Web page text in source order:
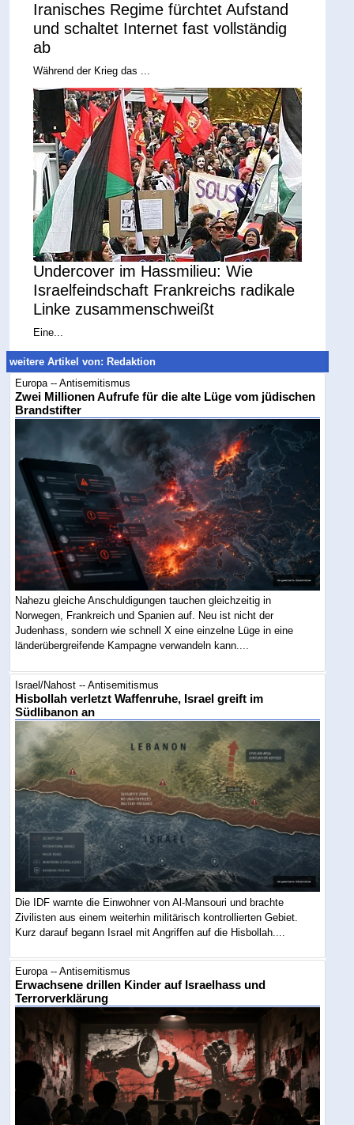
Iranisches Regime fürchtet Aufstand
und schaltet Internet fast vollständig
ab
Während der Krieg das ...
Undercover im Hassmilieu: Wie
Israelfeindschaft Frankreichs radikale
Linke zusammenschweißt
Eine...
weitere Artikel von: Redaktion
Europa -- Antisemitismus
Zwei Millionen Aufrufe für die alte Lüge vom jüdischen
Brandstifter
Nahezu gleiche Anschuldigungen tauchen gleichzeitig in
Norwegen, Frankreich und Spanien auf. Neu ist nicht der
Judenhass, sondern wie schnell X eine einzelne Lüge in eine
länderübergreifende Kampagne verwandeln kann....
Israel/Nahost -- Antisemitismus
Hisbollah verletzt Waffenruhe, Israel greift im
Südlibanon an
Die IDF warnte die Einwohner von Al-Mansouri und brachte
Zivilisten aus einem weiterhin militärisch kontrollierten Gebiet.
Kurz darauf begann Israel mit Angriffen auf die Hisbollah....
Europa -- Antisemitismus
Erwachsene drillen Kinder auf Israelhass und
Terrorverklärung